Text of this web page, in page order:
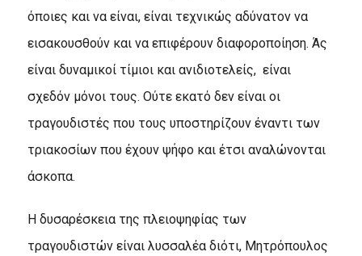
όποιες και να είναι, είναι τεχνικώς αδύνατον να
εισακουσθούν και να επιφέρουν διαφοροποίηση. Άς
είναι δυναμικοί τίμιοι και ανιδιοτελείς, είναι
σχεδόν μόνοι τους. Ούτε εκατό δεν είναι οι
τραγουδιστές που τους υποστηρίζουν έναντι των
τριακοσίων που έχουν ψήφο και έτσι αναλώνονται
άσκοπα.
Η δυσαρέσκεια της πλειοψηφίας των
τραγουδιστών είναι λυσσαλέα διότι, Μητρόπουλος